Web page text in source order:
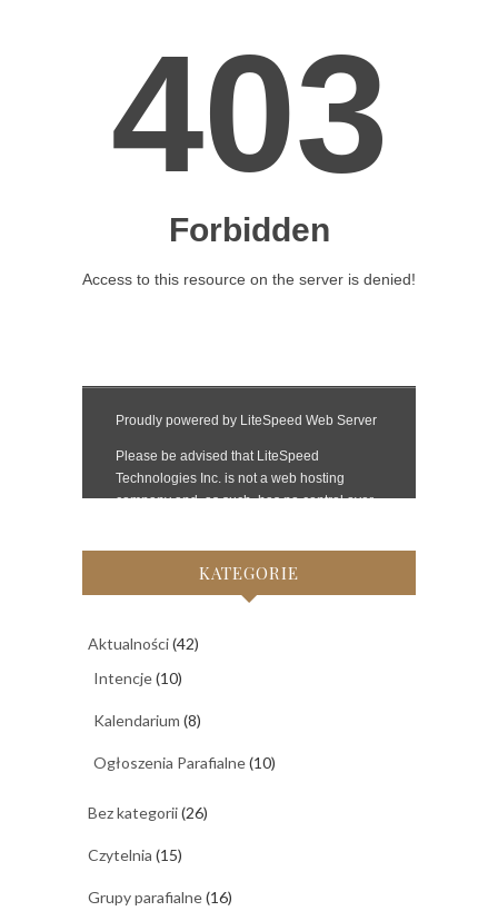
KATEGORIE
Aktualności(42)
Intencje(10)
Kalendarium (8)
Ogłoszenia Parafialne(10)
Bez kategorii(26)
Czytelnia (15)
Grupy parafialne(16)